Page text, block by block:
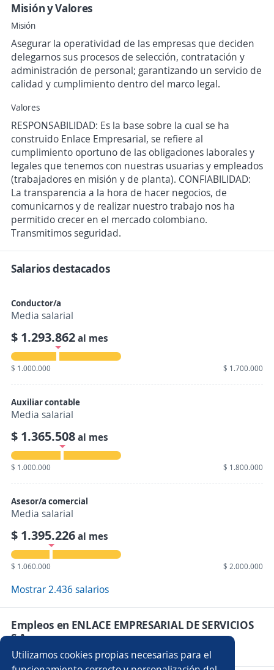
Utilizamos cookies propias necesarias para el
Misión y Valores
Misión
Asegurar la operatividad de las empresas que deciden
delegarnos sus procesos de selección, contratación y
administración de personal; garantizando un servicio de
calidad y cumplimiento dentro del marco legal.
Valores
RESPONSABILIDAD: Es la base sobre la cual se ha
construido Enlace Empresarial, se refiere al
cumplimiento oportuno de las obligaciones laborales y
legales que tenemos con nuestras usuarias y empleados
(trabajadores en misión y de planta). CONFIABILIDAD:
La transparencia a la hora de hacer negocios, de
comunicarnos y de realizar nuestro trabajo nos ha
permitido crecer en el mercado colombiano.
Transmitimos seguridad.
Salarios destacados
Conductor/a
Media salarial
$ 1.293.862al mes
$ 1.000.000 $ 1.700.000
Auxiliar contable
Media salarial
$ 1.365.508al mes
$ 1.000.000 $ 1.800.000
Asesor/a comercial
Media salarial
$ 1.395.226al mes
$ 1.060.000 $ 2.000.000
Mostrar 2.436 salarios
Empleos en ENLACE EMPRESARIAL DE SERVICIOS
S.A